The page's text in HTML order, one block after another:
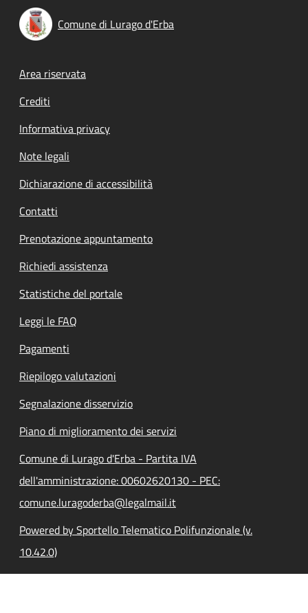
Comune di Lurago d'Erba
Footer menu
Area riservata
Crediti
Informativa privacy
Note legali
Dichiarazione di accessibilità
Contatti
Prenotazione appuntamento
Richiedi assistenza
Statistiche del portale
Leggi le FAQ
Pagamenti
Riepilogo valutazioni
Segnalazione disservizio
Piano di miglioramento dei servizi
Comune di Lurago d'Erba - Partita IVA
dell'amministrazione: 00602620130 - PEC:
comune.luragoderba@legalmail.it
Powered by Sportello Telematico Polifunzionale (v.
10.42.0)